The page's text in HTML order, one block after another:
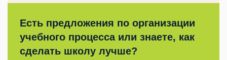
Есть предложения по организации
учебного процесса или знаете, как
сделать школу лучше?